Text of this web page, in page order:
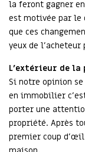
la feront gagner
est motivée par le
que ces
yeux de
L’extérieur de
Si notre opinion
en immobilier
porter une
propriété. Après
premier coup